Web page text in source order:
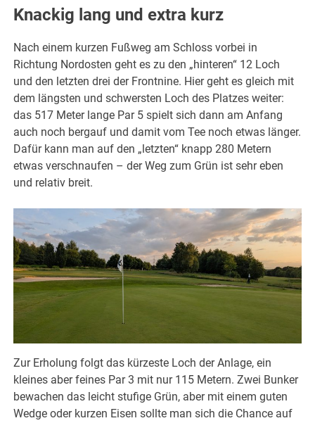
Knackig lang und extra kurz
Nach einem kurzen Fußweg am Schloss vorbei in
Richtung Nordosten geht es zu den „hinteren“ 12 Loch
und den letzten drei der Frontnine. Hier geht es gleich mit
dem längsten und schwersten Loch des Platzes weiter:
das 517 Meter lange Par 5 spielt sich dann am Anfang
auch noch bergauf und damit vom Tee noch etwas länger.
Dafür kann man auf den „letzten“ knapp 280 Metern
etwas verschnaufen – der Weg zum Grün ist sehr eben
und relativ breit.
Zur Erholung folgt das kürzeste Loch der Anlage, ein
kleines aber feines Par 3 mit nur 115 Metern. Zwei Bunker
bewachen das leicht stufige Grün, aber mit einem guten
Wedge oder kurzen Eisen sollte man sich die Chance auf